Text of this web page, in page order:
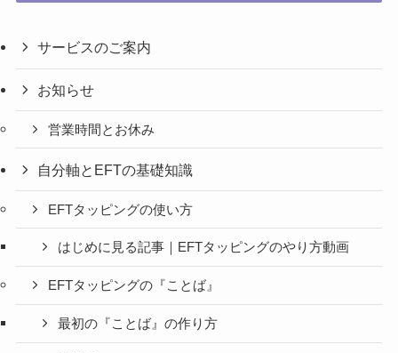
サービスのご案内
お知らせ
営業時間とお休み
自分軸とEFTの基礎知識
EFTタッピングの使い方
はじめに見る記事｜EFTタッピングのやり方動画
EFTタッピングの『ことば』
最初の『ことば』の作り方